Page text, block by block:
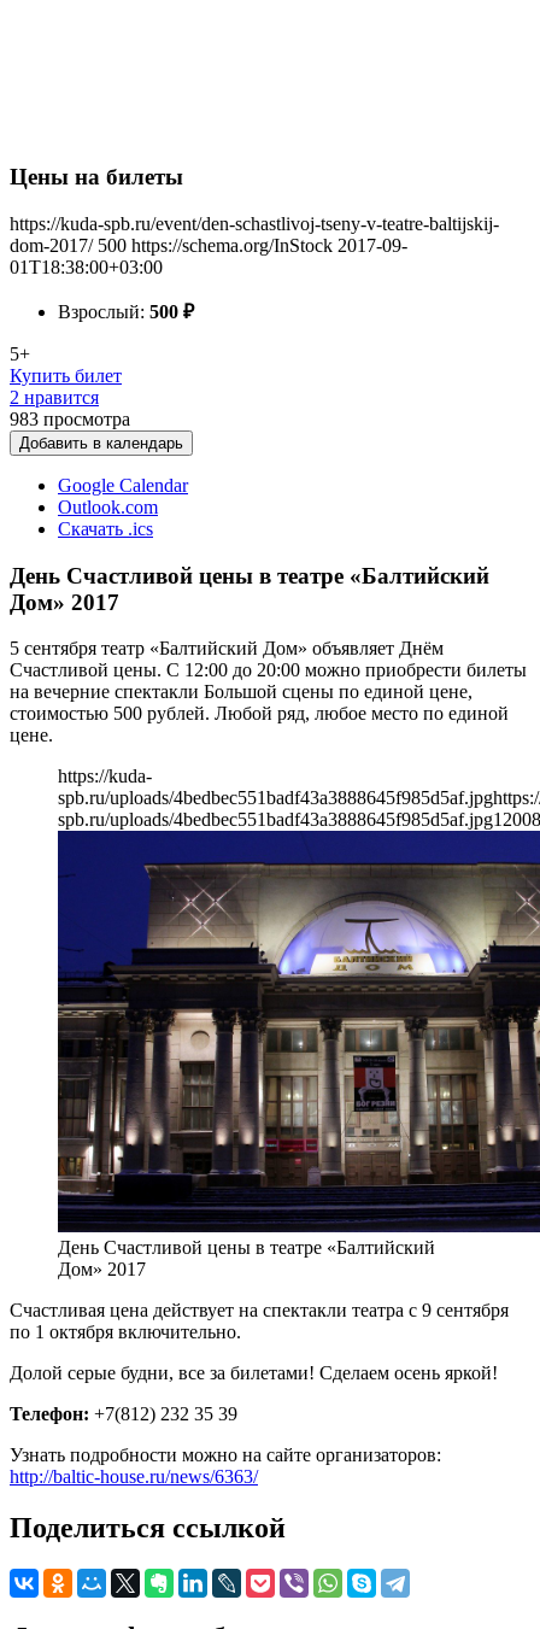
Цены на билеты
https://kuda-spb.ru/event/den-schastlivoj-tseny-v-teatre-baltijskij-
dom-2017/ 500 https://schema.org/InStock 2017-09-
01T18:38:00+03:00
Взрослый: 500 ₽
5+
Купить билет
2 нравится
983 просмотра
Добавить в календарь
Google Calendar
Outlook.com
Скачать .ics
День Счастливой цены в театре «Балтийский
Дом» 2017
5 сентября театр «Балтийский Дом» объявляет Днём
Счастливой цены. С 12:00 до 20:00 можно приобрести билеты
на вечерние спектакли Большой сцены по единой цене,
стоимостью 500 рублей. Любой ряд, любое место по единой
цене.
https://kuda-
spb.ru/uploads/4bedbec551badf43a3888645f985d5af.jpg
spb.ru/uploads/4bedbec551badf43a3888645f985d5af.jpg1200
День Счастливой цены в театре «Балтийский
Дом» 2017
Счастливая цена действует на спектакли театра с 9 сентября
по 1 октября включительно.
Долой серые будни, все за билетами! Сделаем осень яркой!
Телефон: +7(812) 232 35 39
Узнать подробности можно на сайте организаторов:
http://baltic-house.ru/news/6363/
Поделиться ссылкой